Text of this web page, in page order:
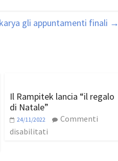
gli appuntamenti finali →
Il Rampitek lancia “il regalo
di Natale”
24/11/2022
Commenti
disabilitati